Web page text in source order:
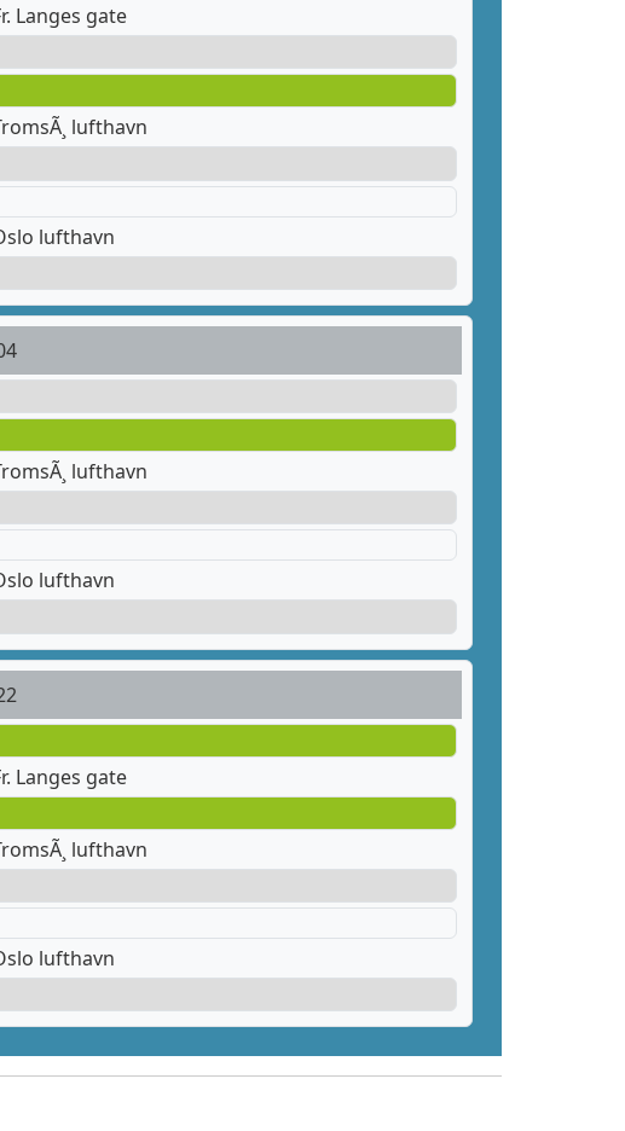
Langes gate
lufthavn
lufthavn
lufthavn
lufthavn
Langes gate
lufthavn
lufthavn